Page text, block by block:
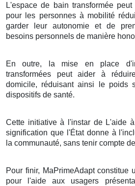
L'espace de bain transformée
pour les personnes à mobilité
garder leur autonomie et de
besoins personnels de manière
En outre, la mise en place
transformées peut aider à
domicile, réduisant ainsi le poids
dispositifs de santé.
Cette initiative à l'instar de L'aide
signification que l'État donne à
la communauté, sans tenir compte
Pour finir, MaPrimeAdapt constitue
pour l'aide aux usagers